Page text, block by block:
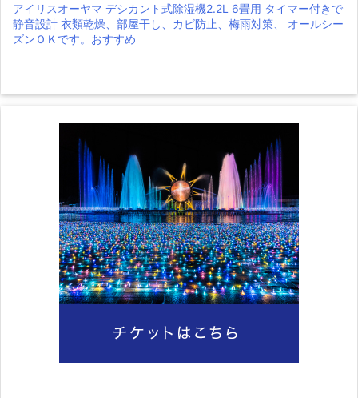
アイリスオーヤマ デシカント式除湿機2.2L 6畳用 タイマー付きで
静音設計 衣類乾燥、部屋干し、カビ防止、梅雨対策、 オールシー
ズンＯＫです。おすすめ